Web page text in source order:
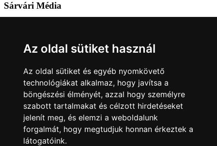
Az oldal sütiket használ
Az oldal sütiket és egyéb nyomkövető
technológiákat alkalmaz, hogy javítsa a
böngészési élményét, azzal hogy személyre
szabott tartalmakat és célzott hirdetéseket
jelenít meg, és elemzi a weboldalunk
forgalmát, hogy megtudjuk honnan érkeztek a
látogatóink.
Sárvári Média
Kövess minket!
Sárvár lendületben Sárvár lendületben
Nyilatkozatok
Impresszum Felhasználási feltételek Adatkezelési tájékoztató
Akadálymentesítési nyilatkozat